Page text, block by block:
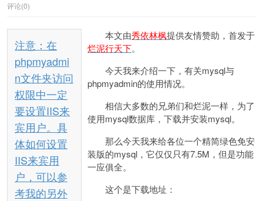
评论(0)
注意：在
phpmyadmi
n文件夹访问
权限中一定
要设置IIS来
宾用户。具
体如何设置
IIS来宾用
户，可以参
考我的另外
本文由秀依林枫提供友情赞助，首发于
烂泥行天下。
今天我来介绍一下，有关mysql与
phpmyadmin的使用情况。
相信大多数的兄弟们和烂泥一样，为了
使用mysql数据库，下载并安装mysql。
那么今天我来给各位一个精简绿色免安
装版的mysql，它仅仅只有7.5M，但是功能
一应俱全。
这个是下载地址：